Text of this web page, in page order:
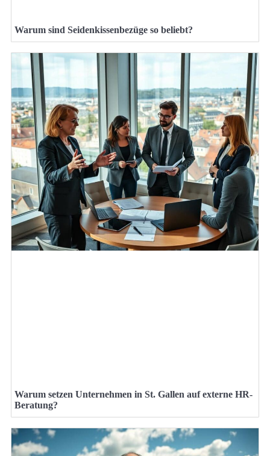
Warum sind Seidenkissenbezüge so beliebt?
Warum setzen Unternehmen in St. Gallen auf externe HR-
Beratung?